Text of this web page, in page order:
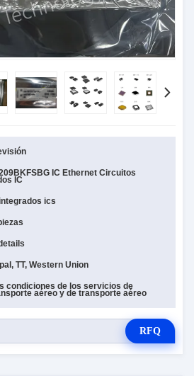
IC Ethernet Circuitos
IC
ics
TT, Western Union
condiciones de los servicios de
aéreo y de transporte aéreo
RFQ